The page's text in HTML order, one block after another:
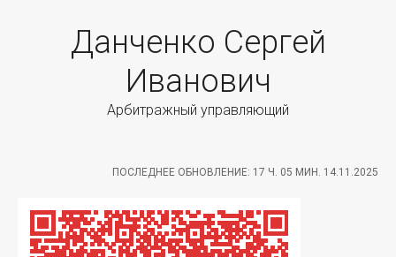
Данченко Сергей
Иванович
Арбитражный управляющий
ПОСЛЕДНЕЕ ОБНОВЛЕНИЕ: 17 Ч. 05 МИН. 14.11.2025